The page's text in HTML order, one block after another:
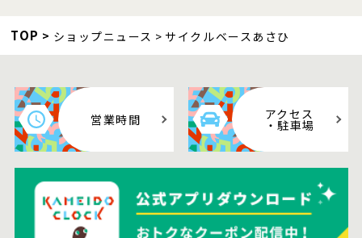
TOP ショップニュース サイクルベースあさひ
営業時間 アクセス
・駐車場